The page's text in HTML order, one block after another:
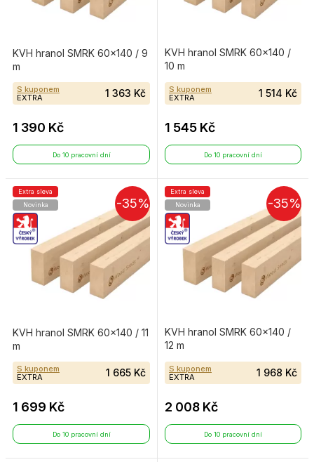
KVH hranol SMRK 60×140 / 9
m
S kuponem
EXTRA
1 363 Kč
1 390 Kč
Do 10 pracovní dní
KVH hranol SMRK 60×140 /
10 m
S kuponem
EXTRA
1 514 Kč
1 545 Kč
Do 10 pracovní dní
-35%
Extra sleva
Novinka
KVH hranol SMRK 60×140 / 11
m
S kuponem
EXTRA
1 665 Kč
1 699 Kč
Do 10 pracovní dní
-35%
Extra sleva
Novinka
KVH hranol SMRK 60×140 /
12 m
S kuponem
EXTRA
1 968 Kč
2 008 Kč
Do 10 pracovní dní